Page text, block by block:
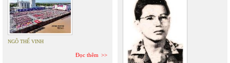
NGÔ THẾ VINH
Đọc thêm